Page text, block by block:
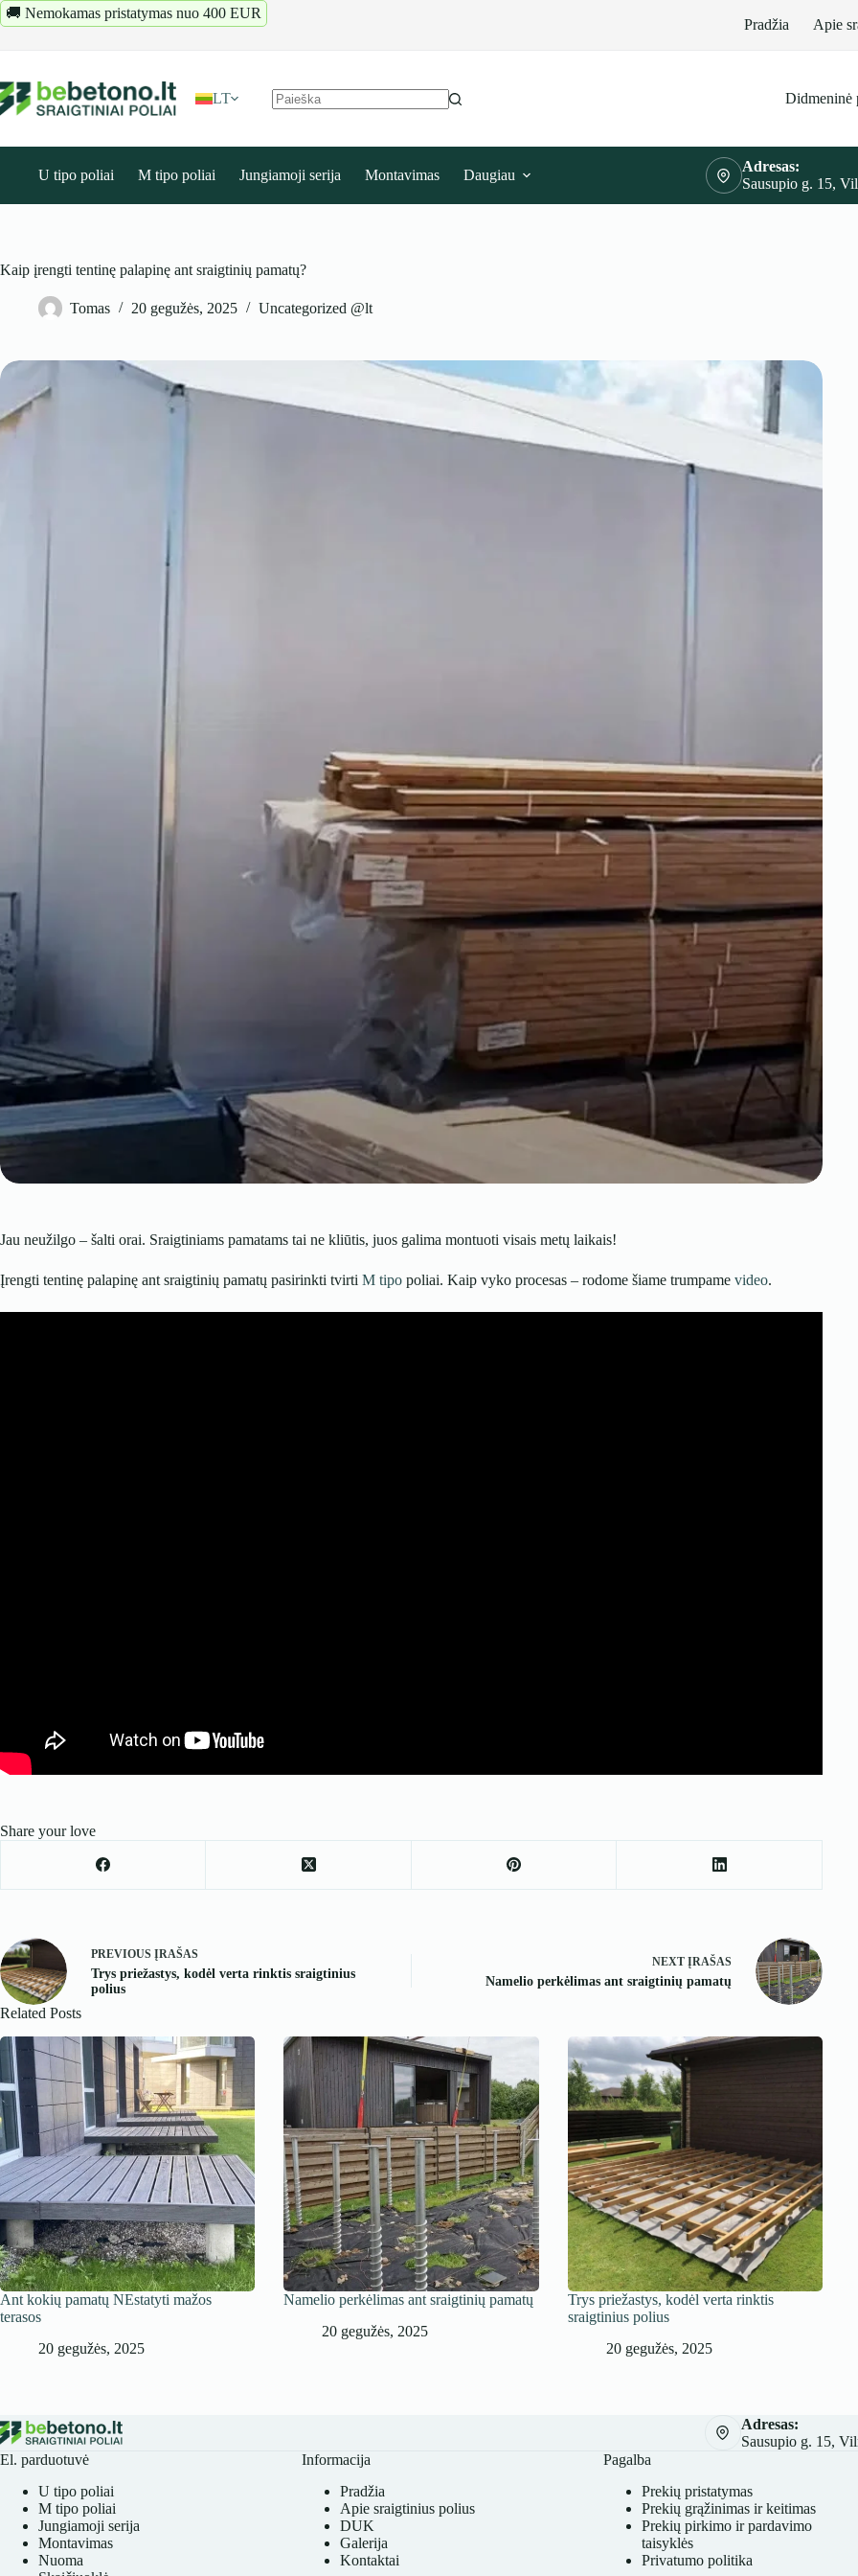
Pereiti
prie
🚚 Nemokamas pristatymas nuo 400 EUR
Pradžia Apie
LT
Didmeninė
U tipo poliai M tipo poliai Jungiamoji serija Montavimas Daugiau
Adresas:
Sausupio g. 15,
Kaip įrengti tentinę palapinę ant sraigtinių pamatų?
Tomas 20 gegužės, 2025 Uncategorized @lt
Jau neužilgo – šalti orai. Sraigtiniams pamatams tai ne kliūtis, juos galima montuoti visais metų laikais!
Įrengti tentinę palapinę ant sraigtinių pamatų pasirinkti tvirti M tipo poliai. Kaip vyko procesas – rodome šiame trumpame video.
Share your love
PREVIOUS ĮRAŠAS
Trys priežastys, kodėl verta rinktis sraigtinius
polius
NEXT ĮRAŠAS
Namelio perkėlimas ant sraigtinių pamatų
Related Posts
Ant kokių pamatų NEstatyti mažos
terasos
20 gegužės, 2025
Namelio perkėlimas ant sraigtinių pamatų
20 gegužės, 2025
Trys priežastys, kodėl verta rinktis
sraigtinius polius
20 gegužės, 2025
Adresas:
Sausupio g. 15,
El. parduotuvė
U tipo poliai
M tipo poliai
Jungiamoji serija
Montavimas
Nuoma
Informacija
Pradžia
Apie sraigtinius polius
DUK
Galerija
Kontaktai
Pagalba
Prekių pristatymas
Prekių grąžinimas ir keitimas
Prekių pirkimo ir pardavimo
taisyklės
Privatumo politika